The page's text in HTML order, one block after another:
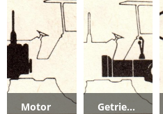
Motor Getriebe_Kupplung